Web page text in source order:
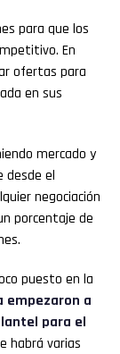
para que los
En
ofertas para
en sus
mercado y
desde el
negociación
porcentaje de
puesto en la
empezaron a
para el
habrá varias